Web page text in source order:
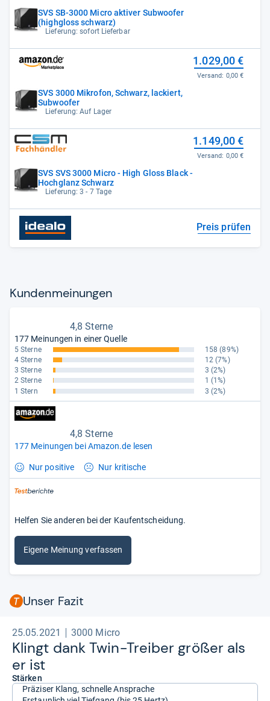
SVS SB-3000 Micro aktiver Subwoofer
(highgloss schwarz)
Lieferung: sofort Lieferbar
SVS 3000 Mikrofon, Schwarz, lackiert,
Subwoofer
Lieferung: Auf Lager
1.029,00 €
Versand: 0,00 €
SVS SVS 3000 Micro - High Gloss Black -
Hochglanz Schwarz
Lieferung: 3 - 7 Tage
1.149,00 €
Versand: 0,00 €
Preis prüfen
Kun­den­mei­nun­gen
4,8 Sterne
177 Meinungen in einer Quelle
5 Sterne 158 (89%)
4 Sterne
12 (7%)
3 Sterne
3 (2%)
2 Sterne
1 (1%)
1 Stern
3 (2%)
4,8 Sterne
177 Meinungen bei Amazon.de lesen
Nur positive Nur kritische
Helfen Sie anderen bei der Kaufentscheidung.
Eigene Meinung verfassen
Unser Fazit
25.05.2021 3000 Micro
Klingt dank Twin-​Trei­ber grö­ßer als
er ist
Stärken
Präziser Klang, schnelle Ansprache